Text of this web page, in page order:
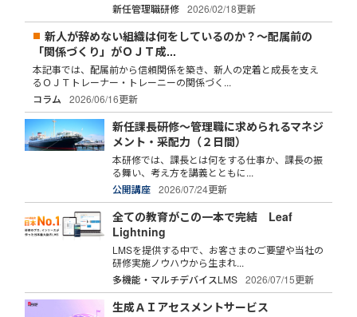
新任管理職研修
2026/02/18更新
新人が辞めない組織は何をしているのか？～配属前の
「関係づくり」がＯＪＴ成...
本記事では、配属前から信頼関係を築き、新人の定着と成長を支え
るＯＪＴトレーナー・トレーニーの関係づく...
コラム
2026/06/16更新
新任課長研修～管理職に求められるマネジ
メント・采配力（２日間）
本研修では、課長とは何をする仕事か、課長の振
る舞い、考え方を講義とともに...
公開講座
2026/07/24更新
全ての教育がこの一本で完結 Leaf
Lightning
LMSを提供する中で、お客さまのご要望や当社の
研修実施ノウハウから生まれ...
多機能・マルチデバイスLMS
2026/07/15更新
生成ＡＩアセスメントサービス